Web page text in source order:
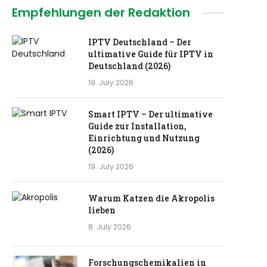
Empfehlungen der Redaktion
IPTV Deutschland – Der
ultimative Guide für IPTV in
Deutschland (2026)
19. July 2026
Smart IPTV – Der ultimative
Guide zur Installation,
Einrichtung und Nutzung
(2026)
19. July 2026
Warum Katzen die Akropolis
lieben
8. July 2026
Forschungschemikalien in